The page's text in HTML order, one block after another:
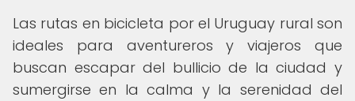
Las rutas en bicicleta por el Uruguay rural son
ideales para aventureros y viajeros que
buscan escapar del bullicio de la ciudad y
sumergirse en la calma y la serenidad del